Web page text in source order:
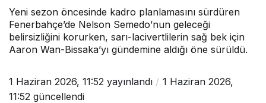
Yeni sezon öncesinde kadro planlamasını sürdüren
Fenerbahçe’de Nelson Semedo’nun geleceği
belirsizliğini korurken, sarı-lacivertlilerin sağ bek için
Aaron Wan-Bissaka’yı gündemine aldığı öne sürüldü.
1 Haziran 2026, 11:52 yayınlandı
1 Haziran 2026,
11:52 güncellendi